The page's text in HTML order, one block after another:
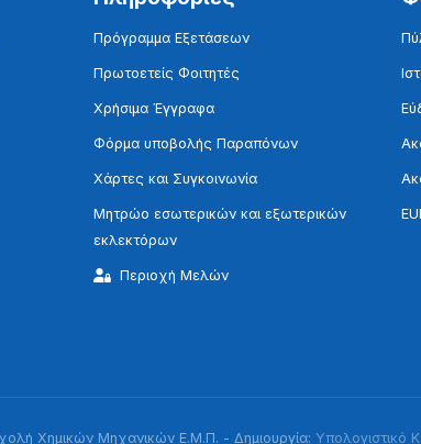
Πρόγραμμα Εξετάσεων
Πρωτοετείς Φοιτητές
Χρήσιμα Έγγραφα
Φόρμα υποβολής Παραπόνων
Χάρτες και Συγκοινωνία
Μητρώο εσωτερικών και εξωτερικών
εκλεκτόρων
Περιοχή Μελών
Χημικών Μηχανικών Ε.Μ.Π. - Δημιουργία: Υπολογιστικό